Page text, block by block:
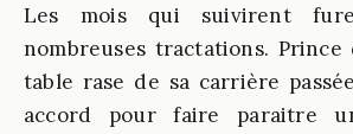
Les mois qui suivirent
nombreuses tractations.
table rase de sa carrière
accord pour faire paraitre